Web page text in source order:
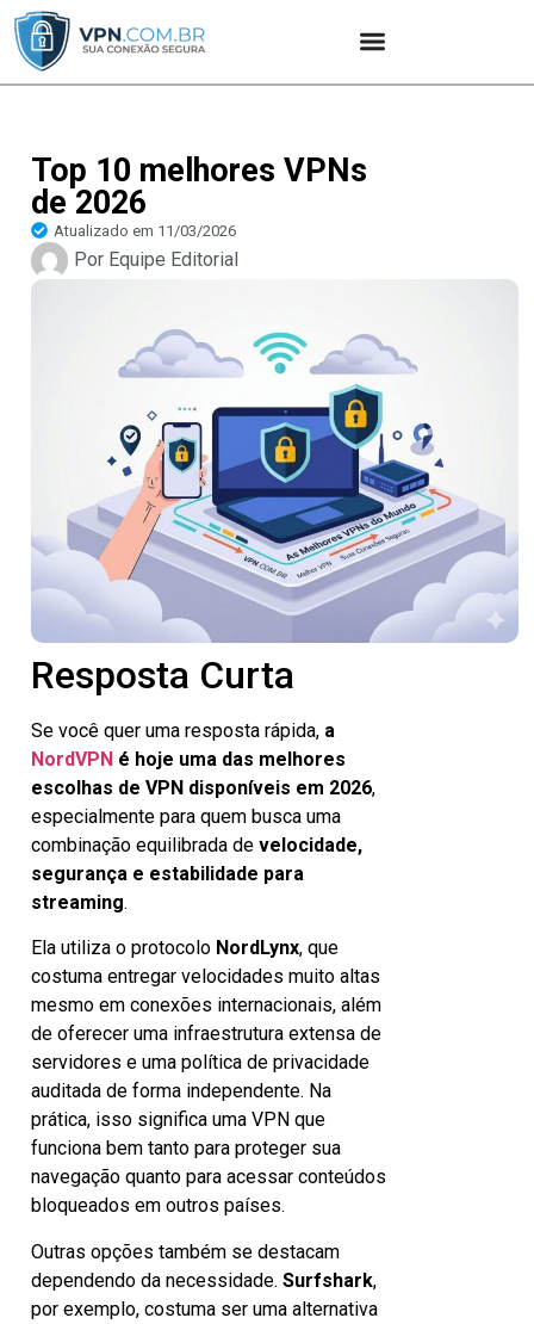
Top 10 melhores VPNs
de 2026
Atualizado em 11/03/2026
Por Equipe Editorial
Resposta Curta
Se você quer uma resposta rápida, a
NordVPN é hoje uma das melhores
escolhas de VPN disponíveis em 2026,
especialmente para quem busca uma
combinação equilibrada de velocidade,
segurança e estabilidade para
streaming.
Ela utiliza o protocolo NordLynx, que
costuma entregar velocidades muito altas
mesmo em conexões internacionais, além
de oferecer uma infraestrutura extensa de
servidores e uma política de privacidade
auditada de forma independente. Na
prática, isso significa uma VPN que
funciona bem tanto para proteger sua
navegação quanto para acessar conteúdos
bloqueados em outros países.
Outras opções também se destacam
dependendo da necessidade. Surfshark,
por exemplo, costuma ser uma alternativa